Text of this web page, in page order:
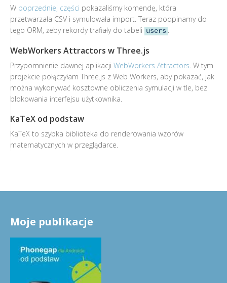
W poprzedniej części pokazaliśmy komendę, która
przetwarzała CSV i symulowała import. Teraz podpinamy do
tego ORM, żeby rekordy trafiały do tabeli users .
WebWorkers Attractors w Three.js
Przypomnienie dawnej aplikacji WebWorkers Attractors. W tym
projekcie połączyłam Three.js z Web Workers, aby pokazać, jak
można wykonywać kosztowne obliczenia symulacji w tle, bez
blokowania interfejsu użytkownika.
KaTeX od podstaw
KaTeX to szybka biblioteka do renderowania wzorów
matematycznych w przeglądarce.
Moje publikacje